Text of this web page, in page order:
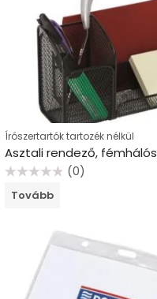
Írószertartók tartozék nélkül
(0)
Tovább